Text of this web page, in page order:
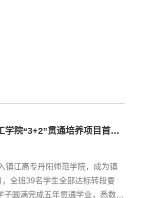
【丹阳师范学院】五年磨一剑，今朝试锋芒——记镇江市高等专科学校与江苏理工学院“3+2”贯通培养项目首届毕业生24学前2WBS班
江高专丹阳师范学院，成为镇
全班39名学生全部达标转段要
圆满完成五年贯通学业，悉数斩